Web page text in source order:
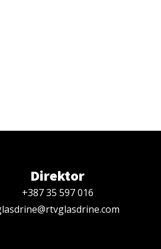
Direktor
+387 35 597 016